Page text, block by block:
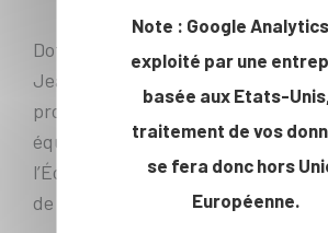
Doté d’un montant global de
Jean-Louis Gerondeau - Safran
projets technologiques
équipes issues de l’écosystème
l’École polytechnique et de
de Paris.
Note : Google
exploité par une
basée aux Etats-
traitement de vos
se fera donc hors
Européenne.